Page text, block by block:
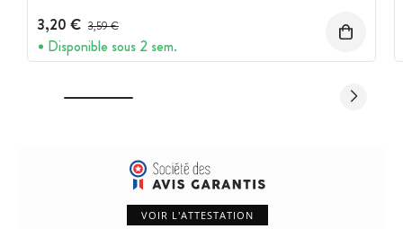
3,20 € Prix avant réduction :
3,59 €
Disponible sous 2 sem.
VOIR L'ATTESTATION